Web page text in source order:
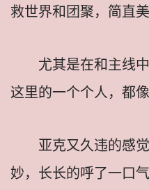
救世界和团聚，简直
尤其是在和主线
这里的一个个人，都
亚克又久违的感
妙，长长的呼了一口气